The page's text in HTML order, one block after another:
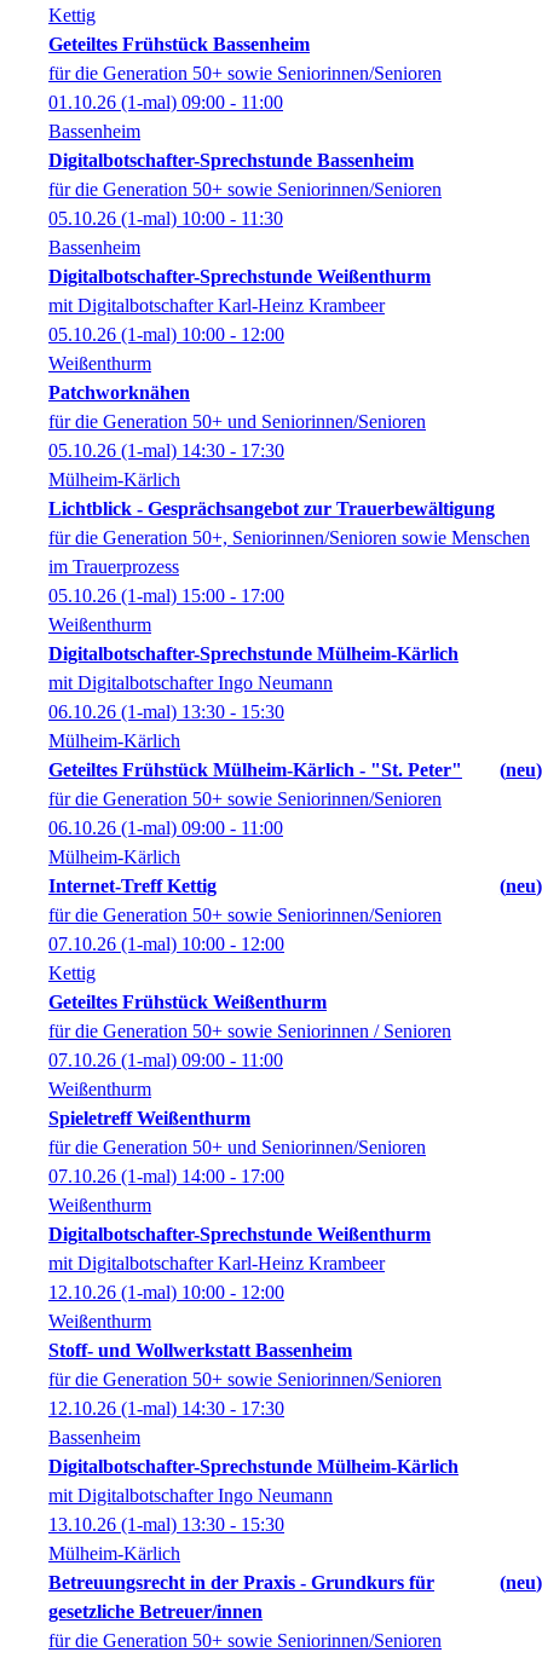
Kettig
Geteiltes Frühstück Bassenheim
für die Generation 50+ sowie Seniorinnen/Senioren
01.10.26 (1-mal) 09:00 - 11:00
Bassenheim
Digitalbotschafter-Sprechstunde Bassenheim
für die Generation 50+ sowie Seniorinnen/Senioren
05.10.26 (1-mal) 10:00 - 11:30
Bassenheim
Digitalbotschafter-Sprechstunde Weißenthurm
mit Digitalbotschafter Karl-Heinz Krambeer
05.10.26 (1-mal) 10:00 - 12:00
Weißenthurm
Patchworknähen
für die Generation 50+ und Seniorinnen/Senioren
05.10.26 (1-mal) 14:30 - 17:30
Mülheim-Kärlich
Lichtblick - Gesprächsangebot zur Trauerbewältigung
für die Generation 50+, Seniorinnen/Senioren sowie Menschen
im Trauerprozess
05.10.26 (1-mal) 15:00 - 17:00
Weißenthurm
Digitalbotschafter-Sprechstunde Mülheim-Kärlich
mit Digitalbotschafter Ingo Neumann
06.10.26 (1-mal) 13:30 - 15:30
Mülheim-Kärlich
Geteiltes Frühstück Mülheim-Kärlich - "St. Peter"
neu
für die Generation 50+ sowie Seniorinnen/Senioren
06.10.26 (1-mal) 09:00 - 11:00
Mülheim-Kärlich
Internet-Treff Kettig
neu
für die Generation 50+ sowie Seniorinnen/Senioren
07.10.26 (1-mal) 10:00 - 12:00
Kettig
Geteiltes Frühstück Weißenthurm
für die Generation 50+ sowie Seniorinnen / Senioren
07.10.26 (1-mal) 09:00 - 11:00
Weißenthurm
Spieletreff Weißenthurm
für die Generation 50+ und Seniorinnen/Senioren
07.10.26 (1-mal) 14:00 - 17:00
Weißenthurm
Digitalbotschafter-Sprechstunde Weißenthurm
mit Digitalbotschafter Karl-Heinz Krambeer
12.10.26 (1-mal) 10:00 - 12:00
Weißenthurm
Stoff- und Wollwerkstatt Bassenheim
für die Generation 50+ sowie Seniorinnen/Senioren
12.10.26 (1-mal) 14:30 - 17:30
Bassenheim
Digitalbotschafter-Sprechstunde Mülheim-Kärlich
mit Digitalbotschafter Ingo Neumann
13.10.26 (1-mal) 13:30 - 15:30
Mülheim-Kärlich
Betreuungsrecht in der Praxis - Grundkurs für
gesetzliche Betreuer/innen
neu
für die Generation 50+ sowie Seniorinnen/Senioren